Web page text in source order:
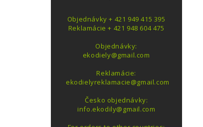
Objednávky + 421 949 415 395
Reklamácie + 421 948 604 475
Objednávky:
ekodiely@gmail.com
Reklamácie:
ekodielyreklamacie@gmail.com
Česko objednávky:
info.ekodily@gmail.com